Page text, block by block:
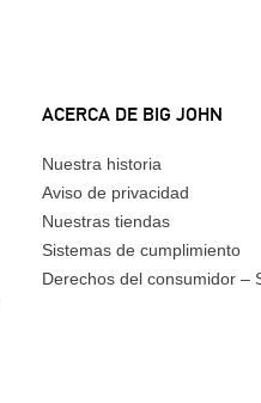
ACERCA DE BIG JOHN
Nuestra historia
Aviso de privacidad
Nuestras tiendas
Sistemas de cumplimiento
Derechos del consumidor –